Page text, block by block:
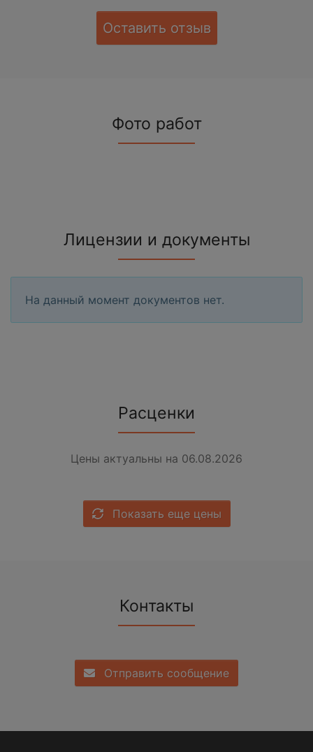
Оставить отзыв
Фото работ
Лицензии и документы
На данный момент документов нет.
Расценки
Цены актуальны на 06.08.2026
Показать еще цены
Контакты
Отправить сообщение